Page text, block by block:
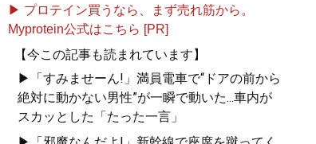
記事一覧へ
▶ プロテイン買うなら、まず売れ筋から。
Myprotein公式はこちら [PR]
【今この記事も読まれています】
▶「すみませーん!」満員電車で“ドアの前から
絶対に動かない男性”が一瞬で動いた...車内が
スカッとした「たった一言」